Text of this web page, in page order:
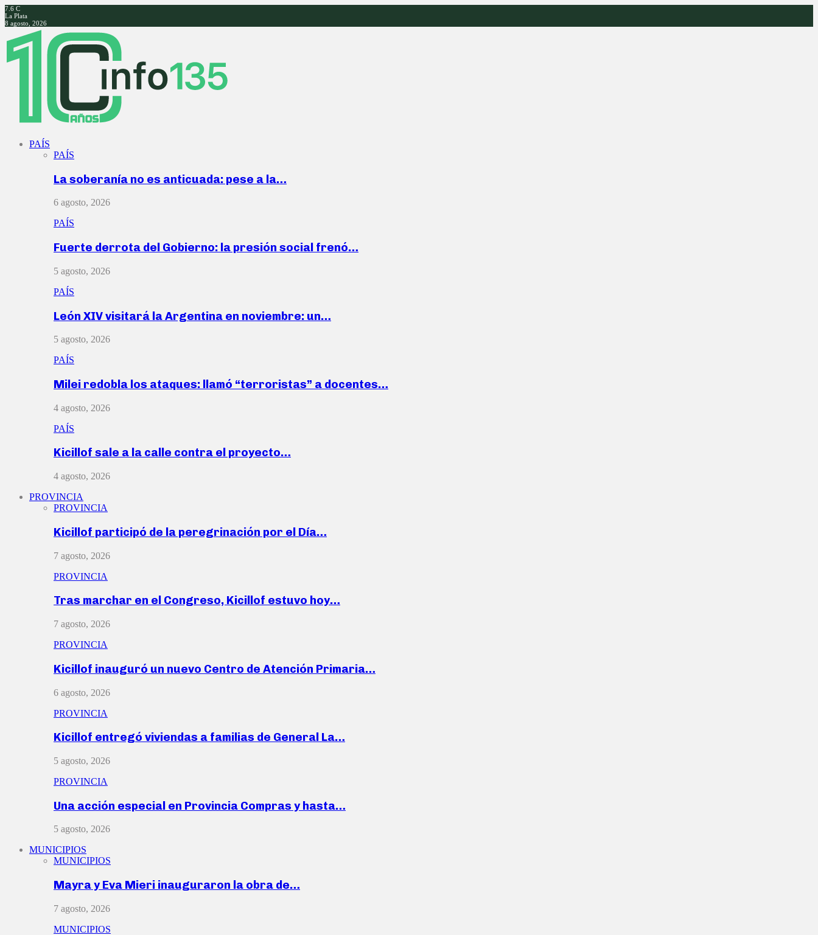
7.6 C
La Plata
8 agosto, 2026
Facebook
Twitter
Instagram
Youtube
PAÍS
PAÍS
La soberanía no es anticuada: pese a la…
6 agosto, 2026
PAÍS
Fuerte derrota del Gobierno: la presión social frenó…
5 agosto, 2026
PAÍS
León XIV visitará la Argentina en noviembre: un…
5 agosto, 2026
PAÍS
Milei redobla los ataques: llamó “terroristas” a docentes…
4 agosto, 2026
PAÍS
Kicillof sale a la calle contra el proyecto…
4 agosto, 2026
PROVINCIA
PROVINCIA
Kicillof participó de la peregrinación por el Día…
7 agosto, 2026
PROVINCIA
Tras marchar en el Congreso, Kicillof estuvo hoy…
7 agosto, 2026
PROVINCIA
Kicillof inauguró un nuevo Centro de Atención Primaria…
6 agosto, 2026
PROVINCIA
Kicillof entregó viviendas a familias de General La…
5 agosto, 2026
PROVINCIA
Una acción especial en Provincia Compras y hasta…
5 agosto, 2026
MUNICIPIOS
MUNICIPIOS
Mayra y Eva Mieri inauguraron la obra de…
7 agosto, 2026
MUNICIPIOS